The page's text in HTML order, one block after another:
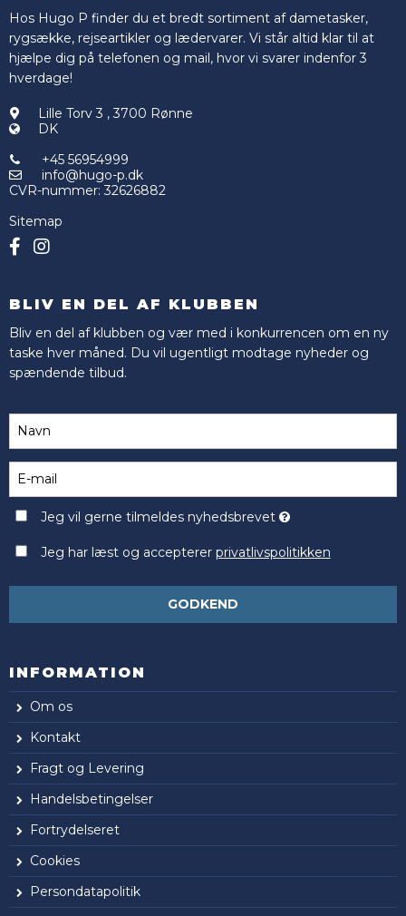
Hos Hugo P finder du et bredt sortiment af dametasker,
rygsække, rejseartikler og lædervarer. Vi står altid klar til at
hjælpe dig på telefonen og mail, hvor vi svarer indenfor 3
hverdage!
Lille Torv 3 ,3700 Rønne
DK
+45 56954999
info@hugo-p.dk
CVR-nummer: 32626882
Sitemap
BLIV EN DEL AF KLUBBEN
Bliv en del af klubben og vær med i konkurrencen om en ny
taske hver måned. Du vil ugentligt modtage nyheder og
spændende tilbud.
Jeg vil gerne tilmeldes nyhedsbrevet
Jeg har læst og accepterer privatlivspolitikken
GODKEND
INFORMATION
Om os
Kontakt
Fragt og Levering
Handelsbetingelser
Fortrydelseret
Cookies
Persondatapolitik